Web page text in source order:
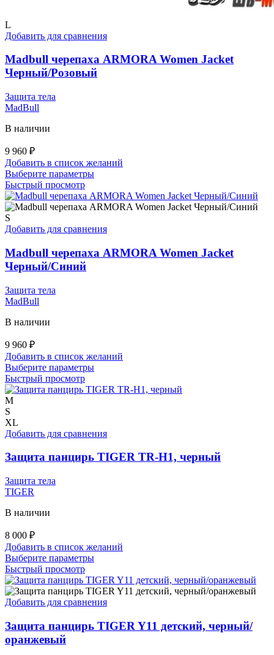
L
Добавить для сравнения
Madbull черепаха ARMORA Women Jacket
Черный/Розовый
Защита тела
MadBull
В наличии
9 960 ₽
Добавить в список желаний
Выберите параметрыЭтот
имеет
несколько
Опции
выбрать
на
Быстрый просмотр
S
Добавить для сравнения
Madbull черепаха ARMORA Women Jacket
Черный/Синий
Защита тела
MadBull
В наличии
9 960 ₽
Добавить в список желаний
Выберите параметрыЭтот
имеет
можно
на
Быстрый просмотр
M
S
XL
Добавить для сравнения
Защита панцирь TIGER TR-H1, черный
Защита тела
TIGER
В наличии
8 000 ₽
Добавить в список желаний
Выберите параметрыЭтот
имеет
несколько
вариаций.
можно
выбрать
Быстрый просмотр
Добавить для сравнения
Защита панцирь TIGER Y11 детский, черный/
оранжевый